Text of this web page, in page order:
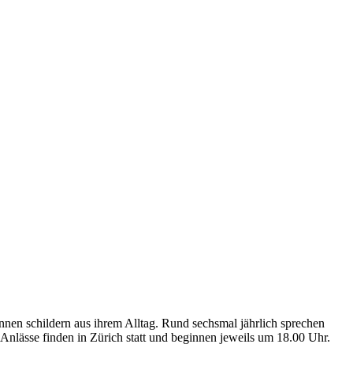
schildern aus ihrem Alltag. Rund sechsmal jährlich sprechen
finden in Zürich statt und beginnen jeweils um 18.00 Uhr.